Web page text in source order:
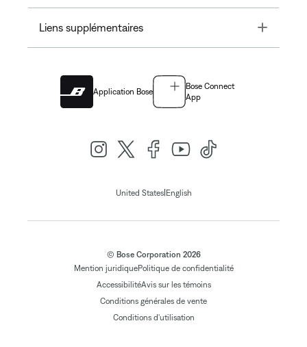
Liens supplémentaires Toggle
Application Bose
Bose Connect
App
United States| English
© Bose Corporation 2026
Mention juridiquePolitique de confidentialité
AccessibilitéAvis sur les témoins
Conditions générales de vente
Conditions d'utilisation